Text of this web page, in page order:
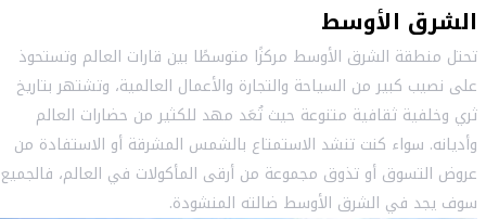
الشرق الأوسط
تحتل منطقة الشرق الأوسط مركزًا متوسطًا بين قارات العالم وتستحوذ
على نصيب كبير من السياحة والتجارة والأعمال العالمية، وتشتهر بتاريخ
ثري وخلفية ثقافية متنوعة حيث تُعَد مهد للكثير من حضارات العالم
وأديانه. سواء كنت تنشد الاستمتاع بالشمس المشرقة أو الاستفادة من
عروض التسوق أو تذوق مجموعة من أرقى المأكولات في العالم، فالجميع
سوف يجد في الشرق الأوسط ضالته المنشودة.